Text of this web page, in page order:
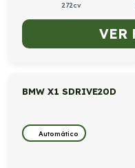
272cv
VER
BMW X1 SDRIVE20D
Automático